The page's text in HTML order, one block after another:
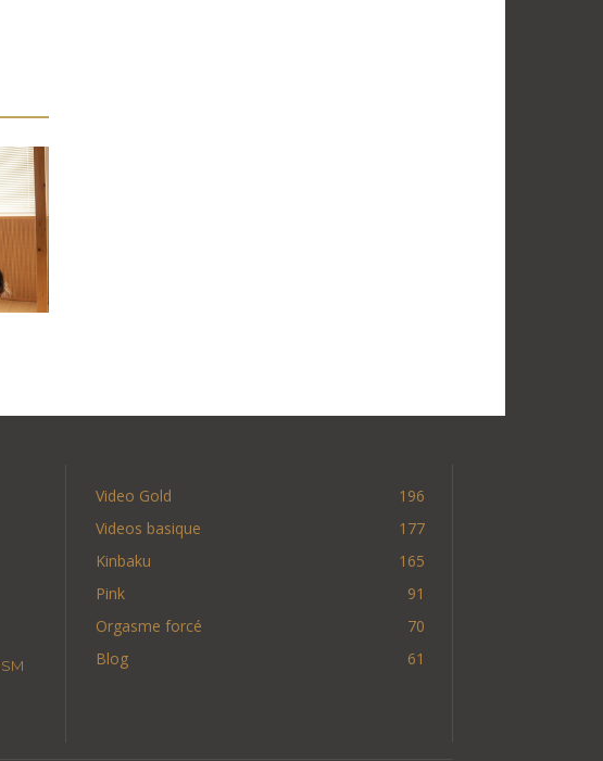
Video Gold
196
Videos basique
177
Kinbaku
165
Pink
91
Orgasme forcé
70
Blog
61